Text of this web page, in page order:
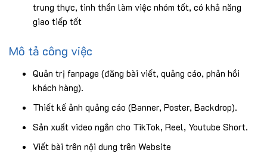
trung thực, tinh thần làm việc nhóm tốt, có khả năng
giao tiếp tốt
Mô tả công việc
Quản trị fanpage (đăng bài viết, quảng cáo, phản hồi
khách hàng).
Thiết kế ảnh quảng cáo (Banner, Poster, Backdrop).
Sản xuất video ngắn cho TikTok, Reel, Youtube Short.
Viết bài trên nội dung trên Website